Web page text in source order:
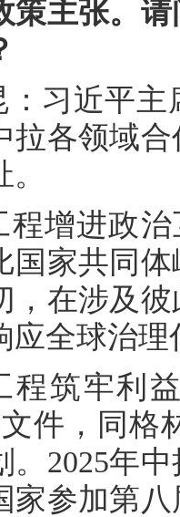
策主张。
：习近平主
拉各领域
程增进政
国家共同
，在涉及
应全球治
程筑牢利
件，同格
。2025年
家参加第